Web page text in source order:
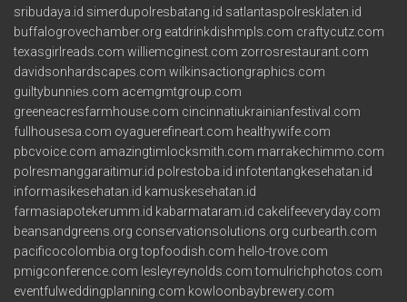
sribudaya.id simerdupolresbatang.id satlantaspolresklaten.id
buffalogrovechamber.org eatdrinkdishmpls.com craftycutz.com
texasgirlreads.com williemcginest.com zorrosrestaurant.com
davidsonhardscapes.com wilkinsactiongraphics.com
guiltybunnies.com acemgmtgroup.com
greeneacresfarmhouse.com cincinnatiukrainianfestival.com
fullhousesa.com oyaguerefineart.com healthywife.com
pbcvoice.com amazingtimlocksmith.com marrakechimmo.com
polresmanggaraitimur.id polrestoba.id infotentangkesehatan.id
informasikesehatan.id kamuskesehatan.id
farmasiapotekerumm.id kabarmataram.id cakelifeeveryday.com
beansandgreens.org conservationsolutions.org curbearth.com
pacificocolombia.org topfoodish.com hello-trove.com
pmigconference.com lesleyreynolds.com tomulrichphotos.com
eventfulweddingplanning.com kowloonbaybrewery.com